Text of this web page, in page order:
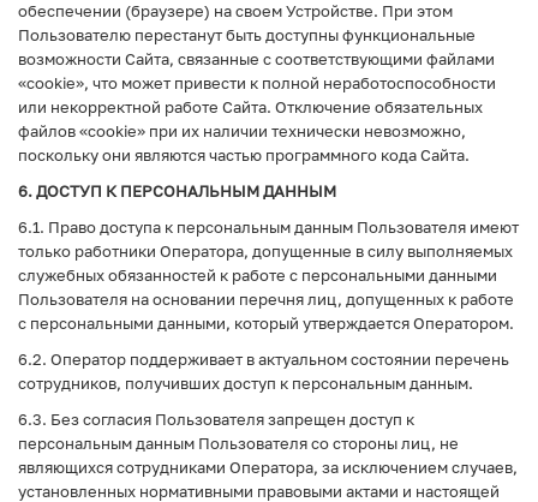
обеспечении (браузере) на своем Устройстве. При этом
Пользователю перестанут быть доступны функциональные
возможности Сайта, связанные с соответствующими файлами
«cookie», что может привести к полной неработоспособности
или некорректной работе Сайта. Отключение обязательных
файлов «cookie» при их наличии технически невозможно,
поскольку они являются частью программного кода Сайта.
6. ДОСТУП К ПЕРСОНАЛЬНЫМ ДАННЫМ
6.1. Право доступа к персональным данным Пользователя имеют
только работники Оператора, допущенные в силу выполняемых
служебных обязанностей к работе с персональными данными
Пользователя на основании перечня лиц, допущенных к работе
с персональными данными, который утверждается Оператором.
6.2. Оператор поддерживает в актуальном состоянии перечень
сотрудников, получивших доступ к персональным данным.
6.3. Без согласия Пользователя запрещен доступ к
персональным данным Пользователя со стороны лиц, не
являющихся сотрудниками Оператора, за исключением случаев,
установленных нормативными правовыми актами и настоящей